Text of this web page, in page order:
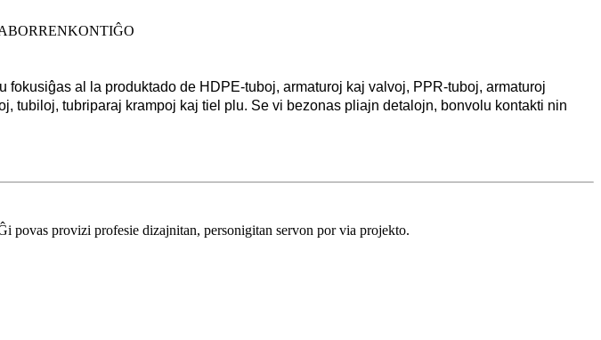
al la produktado de HDPE-tuboj, armaturoj kaj valvoj, PPR-tuboj, armaturoj
tubiloj, tubriparaj krampoj kaj tiel plu. Se vi bezonas pliajn detalojn, bonvolu kontakti nin
provizi profesie dizajnitan, personigitan servon por via projekto.